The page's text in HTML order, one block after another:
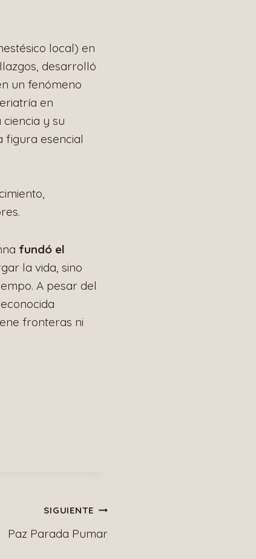
local) en
desarrolló
un fenómeno
en
y su
figura esencial
fundó el
la vida, sino
A pesar del
fronteras ni
SIGUIENTE
Paz Parada Pumar